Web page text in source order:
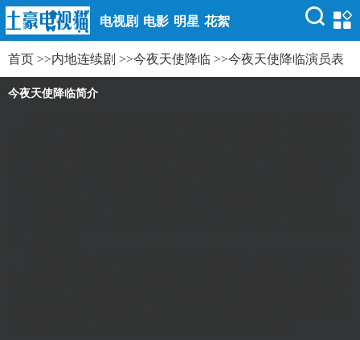
电视剧 电影 明星 花絮
首页 >>内地连续剧 >>今夜天使降临 >>今夜天使降临演员表
今夜天使降临简介